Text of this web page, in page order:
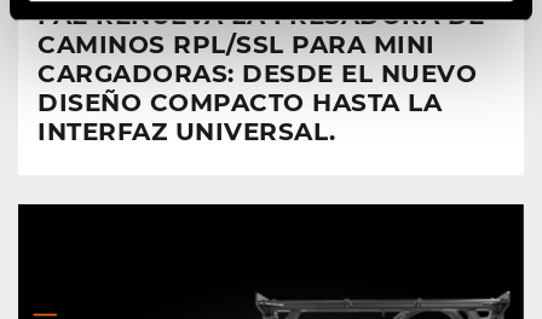
FAE RENUEVA LA FRESADORA DE
CAMINOS RPL/SSL PARA MINI
CARGADORAS: DESDE EL NUEVO
DISEÑO COMPACTO HASTA LA
INTERFAZ UNIVERSAL.